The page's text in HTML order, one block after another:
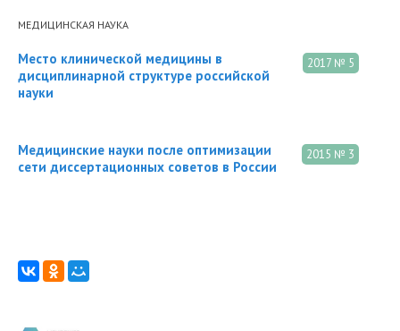
МЕДИЦИНСКАЯ НАУКА
2017 № 5
Место клинической медицины в
дисциплинарной структуре российской
науки
2015 № 3
Медицинские науки после оптимизации
сети диссертационных советов в России